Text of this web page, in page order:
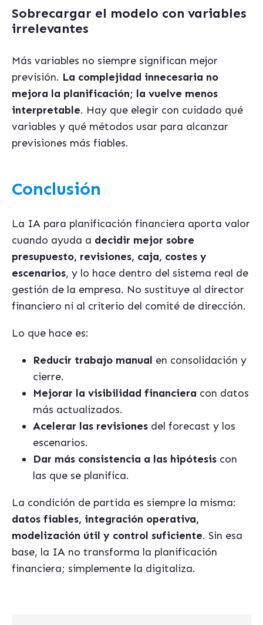
Sobrecargar el modelo con variables
irrelevantes
Más variables no siempre significan mejor
previsión. La complejidad innecesaria no
mejora la planificación; la vuelve menos
interpretable. Hay que elegir con cuidado qué
variables y qué métodos usar para alcanzar
previsiones más fiables.
Conclusión
La IA para planificación financiera aporta valor
cuando ayuda a decidir mejor sobre
presupuesto, revisiones, caja, costes y
escenarios, y lo hace dentro del sistema real de
gestión de la empresa. No sustituye al director
financiero ni al criterio del comité de dirección.
Lo que hace es:
Reducir trabajo manual en consolidación y
cierre.
Mejorar la visibilidad financiera con datos
más actualizados.
Acelerar las revisiones del forecast y los
escenarios.
Dar más consistencia a las hipótesis con
las que se planifica.
La condición de partida es siempre la misma:
datos fiables, integración operativa,
modelización útil y control suficiente. Sin esa
base, la IA no transforma la planificación
financiera; simplemente la digitaliza.